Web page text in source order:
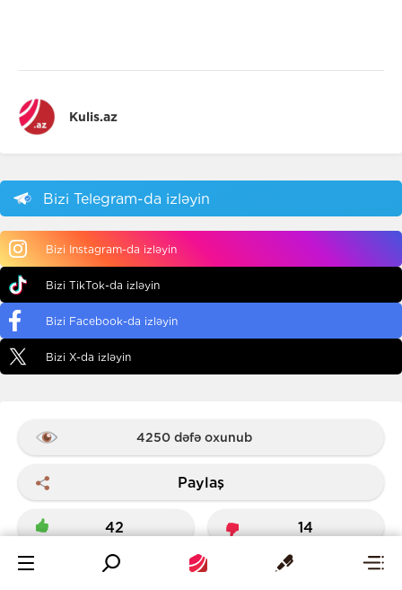
Kulis.az
Bizi Telegram-da izləyin
Bizi Instagram-da izləyin
Bizi TikTok-da izləyin
Bizi Facebook-da izləyin
Bizi X-da izləyin
4250 dəfə oxunub
Paylaş
42 14
Səs ver